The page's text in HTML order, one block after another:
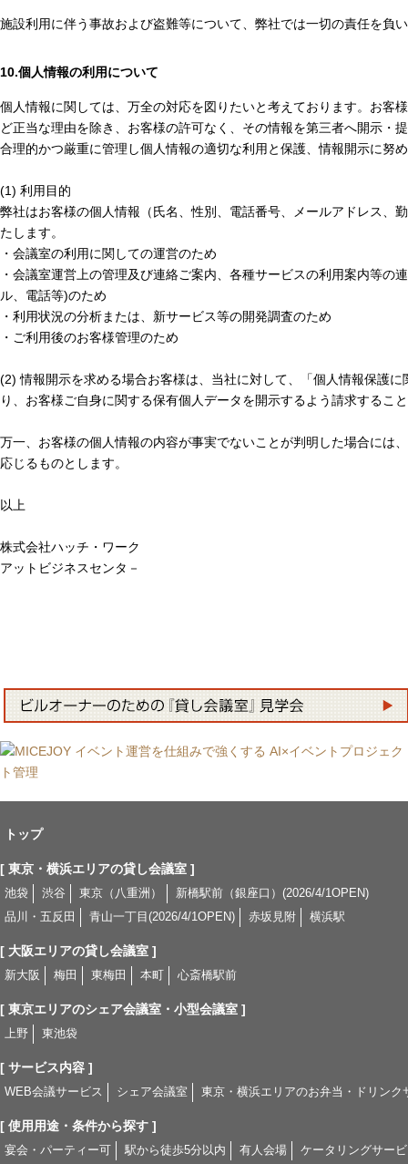
施設利用に伴う事故および盗難等について、弊社では一切の責任を負
10.個人情報の利用について
個人情報に関しては、万全の対応を図りたいと考えております。お客
ど正当な理由を除き、お客様の許可なく、その情報を第三者へ開示・
合理的かつ厳重に管理し個人情報の適切な利用と保護、情報開示に努
(1) 利用目的
弊社はお客様の個人情報（氏名、性別、電話番号、メールアドレス、
たします。
・会議室の利用に関しての運営のため
・会議室運営上の管理及び連絡ご案内、各種サービスの利用案内等の
ル、電話等)のため
・利用状況の分析または、新サービス等の開発調査のため
・ご利用後のお客様管理のため
(2) 情報開示を求める場合お客様は、当社に対して、「個人情報保護
り、お客様ご自身に関する保有個人データを開示するよう請求するこ
万一、お客様の個人情報の内容が事実でないことが判明した場合には
応じるものとします。
以上
株式会社ハッチ・ワーク
アットビジネスセンタ－
トップ
[ 東京・横浜エリアの貸し会議室 ]
池袋 渋谷 東京（八重洲）
新橋駅前（銀座口）(2026/4/1OPEN)
品川・五反田
青山一丁目(2026/4/1OPEN) 赤坂見附 横浜駅
[ 大阪エリアの貸し会議室 ]
新大阪 梅田 東梅田 本町 心斎橋駅前
[ 東京エリアのシェア会議室・小型会議室 ]
上野 東池袋
[ サービス内容 ]
WEB会議サービス シェア会議室 東京・横浜エリアのお弁当・ドリンク
[ 使用用途・条件から探す ]
宴会・パーティー可 駅から徒歩5分以内 有人会場 ケータリングサー